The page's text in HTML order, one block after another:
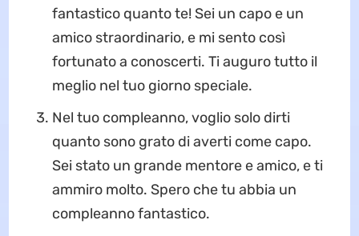
fantastico quanto te! Sei un capo e un
amico straordinario, e mi sento così
fortunato a conoscerti. Ti auguro tutto il
meglio nel tuo giorno speciale.
Nel tuo compleanno, voglio solo dirti
quanto sono grato di averti come capo.
Sei stato un grande mentore e amico, e ti
ammiro molto. Spero che tu abbia un
compleanno fantastico.